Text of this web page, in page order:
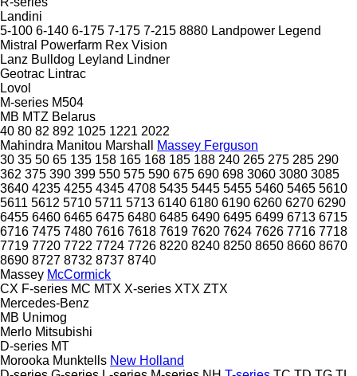
Landini
5-100 6-140 6-175 7-175 7-215 8880 Landpower Legend
Mistral
Powerfarm Rex Vision
Lanz Bulldog Leyland Lindner
Geotrac Lintrac
Lovol
M-series M504
MB MTZ Belarus
40 80 82 892 1025 1221 2022
Mahindra Manitou Marshall
Massey Ferguson
30 35 50 65 135 158 165 168 185 188 240 265 275 285 290
362 375 390 399 550 575 590 675 690 698 3060 3080 3085
3640 4235 4255 4345 4708 5435 5445 5455 5460 5465 5610
5611 5612 5710 5711 5713 6140 6180 6190 6260 6270 6290
6455 6460 6465 6475 6480 6485 6490 6495 6499 6713 6715
6716 7475 7480 7616 7618 7619 7620 7624 7626 7716 7718
7719 7720 7722 7724 7726 8220 8240 8250 8650 8660 8670
8690 8727 8732 8737 8740
Massey McCormick
CX F-series MC MTX X-series XTX ZTX
Mercedes-Benz
MB Unimog
Merlo Mitsubishi
D-series MT
Morooka Munktells New Holland